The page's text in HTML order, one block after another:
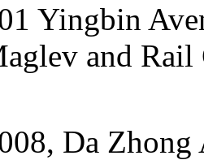
Yingbin
and
Da